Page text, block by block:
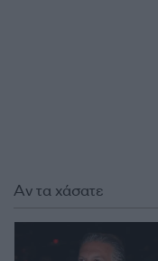
Αν τα χάσατε